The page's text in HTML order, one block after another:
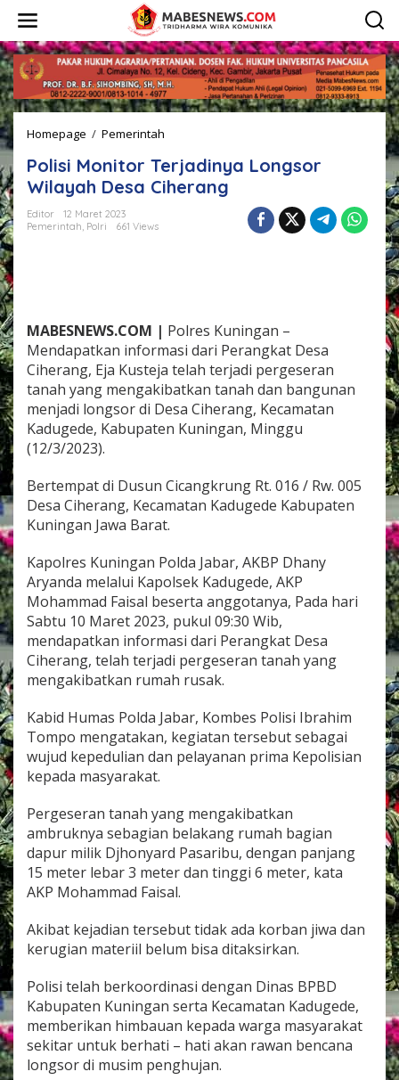
w
a
t
i
k
e
k
o
n
t
e
n
Homepage / Pemerintah
l
i
s
r
e
r
j
a
d
i
a
L
o
n
s
o
r
W
i
l
a
y
h
D
e
s
i
h
e
r
a
n
Polisi Monitor Terjadinya Longsor
Wilayah Desa Ciherang
Editor
12 Maret 2023
Pemerintah, Polri 661 Views
MABESNEWS.COM | Polres Kuningan –
Mendapatkan informasi dari Perangkat Desa
Ciherang, Eja Kusteja telah terjadi pergeseran
tanah yang mengakibatkan tanah dan bangunan
menjadi longsor di Desa Ciherang, Kecamatan
Kadugede, Kabupaten Kuningan, Minggu
(12/3/2023).
Bertempat di Dusun Cicangkrung Rt. 016 / Rw. 005
Desa Ciherang, Kecamatan Kadugede Kabupaten
Kuningan Jawa Barat.
Kapolres Kuningan Polda Jabar, AKBP Dhany
Aryanda melalui Kapolsek Kadugede, AKP
Mohammad Faisal beserta anggotanya, Pada hari
Sabtu 10 Maret 2023, pukul 09:30 Wib,
mendapatkan informasi dari Perangkat Desa
Ciherang, telah terjadi pergeseran tanah yang
mengakibatkan rumah rusak.
Kabid Humas Polda Jabar, Kombes Polisi Ibrahim
Tompo mengatakan, kegiatan tersebut sebagai
wujud kepedulian dan pelayanan prima Kepolisian
kepada masyarakat.
Pergeseran tanah yang mengakibatkan
ambruknya sebagian belakang rumah bagian
dapur milik Djhonyard Pasaribu, dengan panjang
15 meter lebar 3 meter dan tinggi 6 meter, kata
AKP Mohammad Faisal.
Akibat kejadian tersebut tidak ada korban jiwa dan
kerugian materiil belum bisa ditaksirkan.
Polisi telah berkoordinasi dengan Dinas BPBD
Kabupaten Kuningan serta Kecamatan Kadugede,
memberikan himbauan kepada warga masyarakat
sekitar untuk berhati – hati akan rawan bencana
longsor di musim penghujan.